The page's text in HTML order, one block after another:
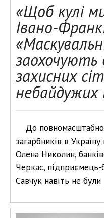
«Щоб кулі
Івано-
заохочують
захисних
небайдужих
До
загарбників в
Олена Николин,
Черкас,
Савчук навіть не